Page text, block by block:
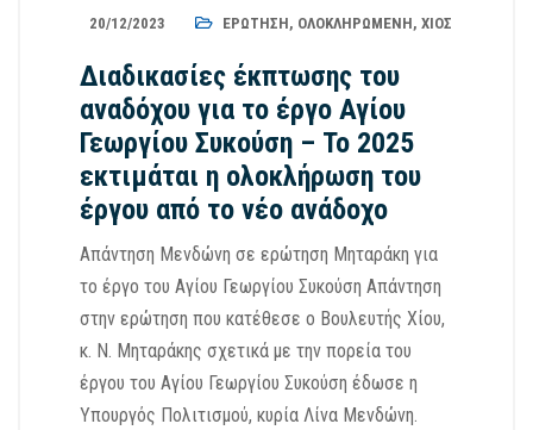
20/12/2023 ΕΡΏΤΗΣΗ, ΟΛΟΚΛΗΡΩΜΈΝΗ, ΧΊΟΣ
Διαδικασίες έκπτωσης του
αναδόχου για το έργο Αγίου
Γεωργίου Συκούση – Το 2025
εκτιμάται η ολοκλήρωση του
έργου από το νέο ανάδοχο
Απάντηση Μενδώνη σε ερώτηση Μηταράκη για
το έργο του Αγίου Γεωργίου Συκούση Απάντηση
στην ερώτηση που κατέθεσε ο Βουλευτής Χίου,
κ. Ν. Μηταράκης σχετικά με την πορεία του
έργου του Αγίου Γεωργίου Συκούση έδωσε η
Υπουργός Πολιτισμού, κυρία Λίνα Μενδώνη.